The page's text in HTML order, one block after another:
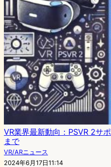
VR業界最新動向：PSVR 2サ
まで
VR/ARニュース
2024年6月17日11:14